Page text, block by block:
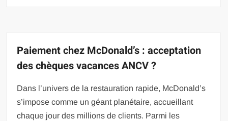
Paiement chez McDonald’s : acceptation
des chèques vacances ANCV ?
Dans l’univers de la restauration rapide, McDonald’s
s’impose comme un géant planétaire, accueillant
chaque jour des millions de clients. Parmi les